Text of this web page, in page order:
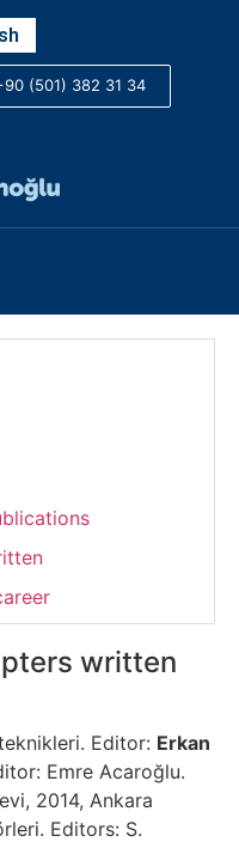
(501) 382 31 34
written
Editor: Erkan
Emre Acaroğlu.
2014, Ankara
Editors: S.